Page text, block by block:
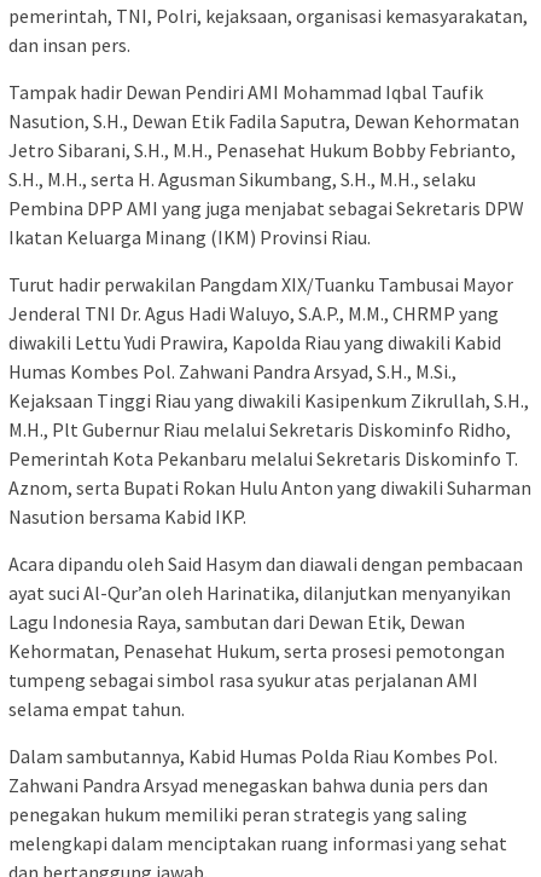
pemerintah, TNI, Polri, kejaksaan, organisasi kemasyarakatan,
dan insan pers.
Tampak hadir Dewan Pendiri AMI Mohammad Iqbal Taufik
Nasution, S.H., Dewan Etik Fadila Saputra, Dewan Kehormatan
Jetro Sibarani, S.H., M.H., Penasehat Hukum Bobby Febrianto,
S.H., M.H., serta H. Agusman Sikumbang, S.H., M.H., selaku
Pembina DPP AMI yang juga menjabat sebagai Sekretaris DPW
Ikatan Keluarga Minang (IKM) Provinsi Riau.
Turut hadir perwakilan Pangdam XIX/Tuanku Tambusai Mayor
Jenderal TNI Dr. Agus Hadi Waluyo, S.A.P., M.M., CHRMP yang
diwakili Lettu Yudi Prawira, Kapolda Riau yang diwakili Kabid
Humas Kombes Pol. Zahwani Pandra Arsyad, S.H., M.Si.,
Kejaksaan Tinggi Riau yang diwakili Kasipenkum Zikrullah, S.H.,
M.H., Plt Gubernur Riau melalui Sekretaris Diskominfo Ridho,
Pemerintah Kota Pekanbaru melalui Sekretaris Diskominfo T.
Aznom, serta Bupati Rokan Hulu Anton yang diwakili Suharman
Nasution bersama Kabid IKP.
Acara dipandu oleh Said Hasym dan diawali dengan pembacaan
ayat suci Al-Qur’an oleh Harinatika, dilanjutkan menyanyikan
Lagu Indonesia Raya, sambutan dari Dewan Etik, Dewan
Kehormatan, Penasehat Hukum, serta prosesi pemotongan
tumpeng sebagai simbol rasa syukur atas perjalanan AMI
selama empat tahun.
Dalam sambutannya, Kabid Humas Polda Riau Kombes Pol.
Zahwani Pandra Arsyad menegaskan bahwa dunia pers dan
penegakan hukum memiliki peran strategis yang saling
melengkapi dalam menciptakan ruang informasi yang sehat
dan bertanggung jawab.